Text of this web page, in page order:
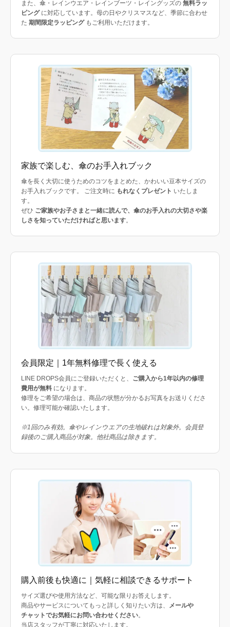
また、傘・レインウエア・レインブーツ・レイングッズの 無料ラッ
ピングに対応しています。母の日やクリスマスなど、季節に合わせ
た 期間限定ラッピングもご利用いただけます。
家族で楽しむ、傘のお手入れブック
傘を長く大切に使うためのコツをまとめた、かわいい豆本サイズの
お手入れブックです。 ご注文時に もれなくプレゼント いたしま
す。
ぜひ ご家族やお子さまと一緒に読んで、傘のお手入れの大切さや楽
しさを知っていただければと思います。
会員限定｜1年無料修理で長く使える
LINE DROPS会員にご登録いただくと、 ご購入から1年以内の修理
費用が無料 になります。
修理をご希望の場合は、商品の状態が分かるお写真をお送りくださ
い。修理可能か確認いたします。
※1回のみ有効。傘やレインウエアの生地破れは対象外。会員登
録後のご購入商品が対象。他社商品は除きます。
購入前後も快適に｜気軽に相談できるサポート
サイズ選びや使用方法など、可能な限りお答えします。
商品やサービスについてもっと詳しく知りたい方は、 メールや
チャットでお気軽にお問い合わせください。
当店スタッフが丁寧に対応いたします。